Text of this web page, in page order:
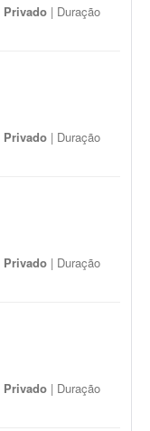
Privado | Duração
Privado | Duração
Privado | Duração
Privado | Duração